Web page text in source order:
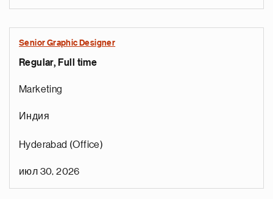
Senior Graphic Designer
Regular, Full time
Marketing
Индия
Hyderabad (Office)
июл 30, 2026